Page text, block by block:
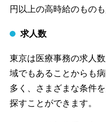
円以上の高時給のもの
求人数
東京は医療事務の求人
域でもあることからも
多く、さまざまな条件
探すことができます。